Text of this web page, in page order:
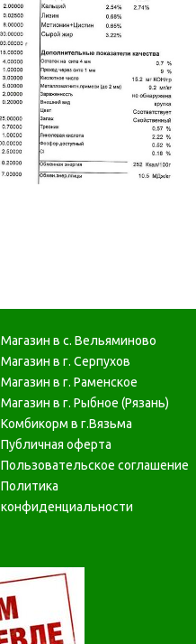
Магазин в с. Вельяминово
Магазин в г. Серпухов
Магазин в г. Раменское
Магазин в г. Рыбное (Рязань)
Комбикорм в г.Вязьма
Публичная оферта
Пользовательское соглашение
Политика
конфиденциальности